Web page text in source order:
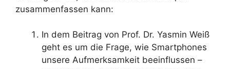
zusammenfassen kann:
In dem Beitrag von Prof. Dr. Yasmin Weiß
geht es um die Frage, wie Smartphones
unsere Aufmerksamkeit beeinflussen –